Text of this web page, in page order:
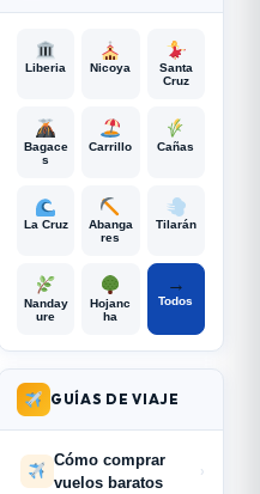
Liberia Nicoya
Santa
Cruz
Bagace
s
Carrillo Cañas
La Cruz
Abanga
res
Tilarán
Nanday
ure
Hojanc
ha
→
Todos
GUÍAS DE VIAJE
Cómo comprar
vuelos baratos
›